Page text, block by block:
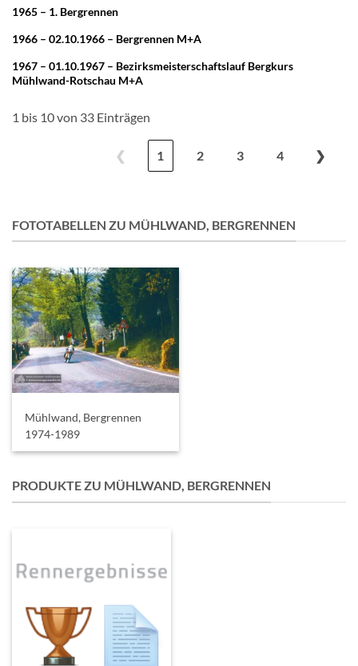
1965 – 1. Bergrennen
1966 – 02.10.1966 – Bergrennen M+A
1967 – 01.10.1967 – Bezirksmeisterschaftslauf Bergkurs
Mühlwand-Rotschau M+A
1 bis 10 von 33 Einträgen
❮ 1 2 3 4 ❯
FOTOTABELLEN ZU MÜHLWAND, BERGRENNEN
Mühlwand, Bergrennen
1974-1989
PRODUKTE ZU MÜHLWAND, BERGRENNEN